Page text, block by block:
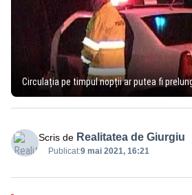
Circulația pe timpul nopții ar putea fi
Scris de Realitatea de Giurgiu
Publicat:9 mai 2021, 16:21